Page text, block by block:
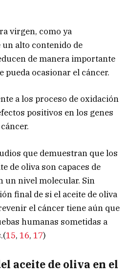
virgen, como ya
alto contenido de
de manera importante
pueda ocasionar el cáncer.
a los proceso de oxidación
positivos en los genes
que demuestran que los
de oliva son capaces de
un nivel molecular. Sin
final de si el aceite de oliva
el cáncer tiene aún que
humanas sometidas a
15, 16, 17)
aceite de oliva en el